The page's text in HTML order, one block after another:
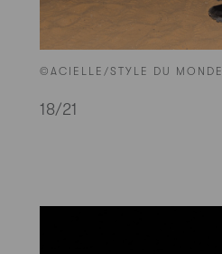
©ACIELLE/STYLE DU MONDE
18/21